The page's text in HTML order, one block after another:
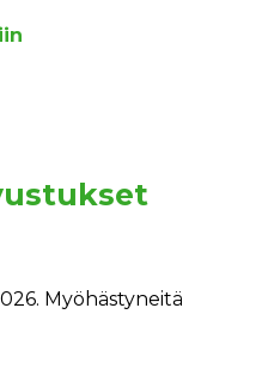
Myöhästyneitä